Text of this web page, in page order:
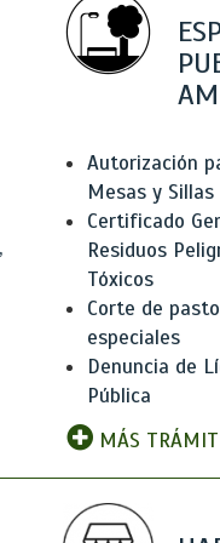
Autorización
Mesas y Sillas
Certificado
Residuos
Tóxicos
Corte de
especiales
Denuncia de
Pública
MÁS